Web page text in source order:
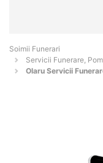
Soimii Funerari
Servicii Funerare,
Olaru Servicii